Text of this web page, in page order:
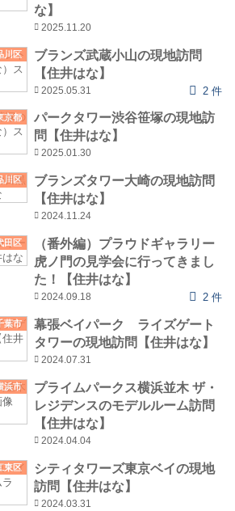
な】
2025.11.20
川区
ブランズ武蔵小山の現地訪問
【住井はな】
2025.05.31 2 件
京都
パークタワー渋谷笹塚の現地訪
問【住井はな】
2025.01.30
川区
ブランズタワー大崎の現地訪問
【住井はな】
2024.11.24
田区
（番外編）プラウドギャラリー
虎ノ門の見学会に行ってきまし
た！【住井はな】
2024.09.18 2 件
葉市
幕張ベイパーク ライズゲート
タワーの現地訪問【住井はな】
2024.07.31
浜市
プライムパークス横浜並木 ザ・
レジデンスのモデルルーム訪問
【住井はな】
2024.04.04
東区
シティタワーズ東京ベイの現地
訪問【住井はな】
2024.03.31